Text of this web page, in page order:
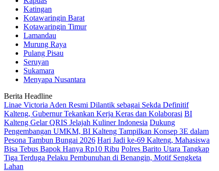
Katingan
Kotawaringin Barat
Kotawaringin Timur
Lamandau
Murung Raya
Pulang Pisau
Seruyan
Sukamara
Menyapa Nusantara
Berita Headline
Linae Victoria Aden Resmi Dilantik sebagai Sekda Definitif
Kalteng, Gubernur Tekankan Kerja Keras dan Kolaborasi BI
Kalteng Gelar QRIS Jelajah Kuliner Indonesia Dukung
Pengembangan UMKM, BI Kalteng Tampilkan Konsep 3E dalam
Pesona Tambun Bungai 2026 Hari Jadi ke-69 Kalteng, Mahasiswa
Bisa Tebus Bapok Hanya Rp10 Ribu Polres Barito Utara Tangkap
Tiga Terduga Pelaku Pembunuhan di Benangin, Motif Sengketa
Lahan